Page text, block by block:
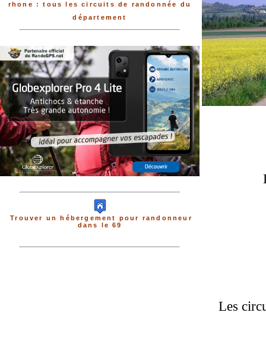
rhone : tous les circuits de randonnée du
département
Trouver un hébergement pour randonneur
dans le 69
Les